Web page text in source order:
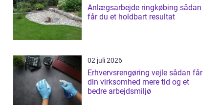
Anlægsarbejde ringkøbing sådan
får du et holdbart resultat
02 juli 2026
Erhvervsrengøring vejle sådan får
din virksomhed mere tid og et
bedre arbejdsmiljø